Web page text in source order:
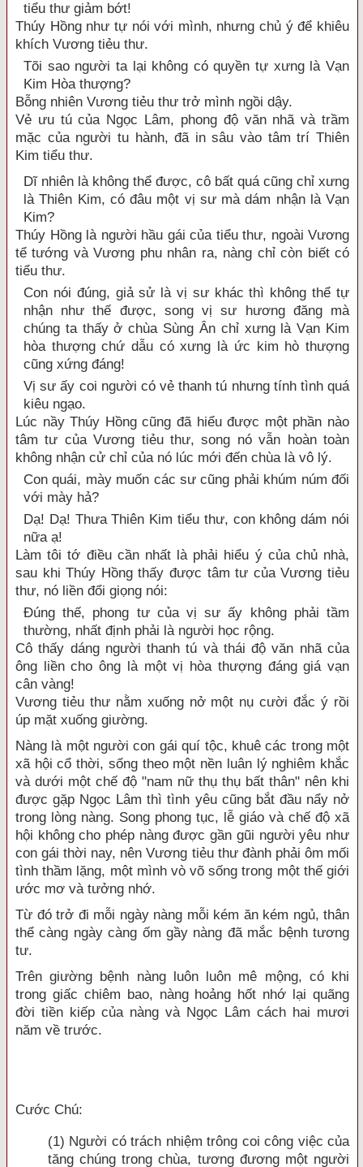
tiểu thư giảm bớt!
Thúy Hồng như tự nói với mình, nhưng chủ ý để khiêu
khích Vương tiẻu thư.
Tõi sao người ta lại không có quyền tự xưng là Vạn
Kim Hòa thượng?
Bỗng nhiên Vương tiẻu thư trở mình ngồi dậy.
Vẻ ưu tú của Ngọc Lâm, phong độ văn nhã và trầm
mặc của người tu hành, đã in sâu vào tâm trí Thiên
Kim tiểu thư.
Dĩ nhiên là không thể được, cô bất quá cũng chỉ xưng
là Thiên Kim, có đâu một vị sư mà dám nhận là Vạn
Kim?
Thúy Hồng là người hầu gái của tiểu thư, ngoài Vương
tể tướng và Vương phu nhân ra, nàng chỉ còn biết có
tiểu thư.
Con nói đúng, giả sử là vị sư khác thì không thể tự
nhận như thế được, song vị sư hương đăng mà
chúng ta thấy ở chùa Sùng Ân chỉ xưng là Vạn Kim
hòa thượng chứ dẫu có xưng là ức kim hò thượng
cũng xứng đáng!
Vị sư ấy coi người có vẻ thanh tú nhưng tính tình quá
kiêu ngạo.
Lúc nầy Thúy Hồng cũng đã hiểu được một phần nào
tâm tư của Vương tiẻu thư, song nó vẫn hoàn toàn
không nhận cử chỉ của nó lúc mới đến chùa là vô lý.
Con quái, mày muốn các sư cũng phải khúm núm đối
với mày hả?
Dạ! Dạ! Thưa Thiên Kim tiểu thư, con không dám nói
nữa ạ!
Làm tôi tớ điều cần nhất là phải hiểu ý của chủ nhà,
sau khi Thúy Hồng thấy được tâm tư của Vương tiẻu
thư, nó liền đổi giọng nói:
Đúng thế, phong tư của vị sư ấy không phải tầm
thường, nhất định phải là người học rộng.
Cô thấy dáng người thanh tú và thái độ văn nhã của
ông liền cho ông là một vị hòa thượng đáng giá vạn
cân vàng!
Vương tiẻu thư nằm xuống nở một nụ cười đắc ý rồi
úp mặt xuống giường.
Nàng là một người con gái quí tộc, khuê các trong một
xã hội cổ thời, sống theo một nền luân lý nghiêm khắc
và dưới một chế độ "nam nữ thụ thụ bất thân" nên khi
được gặp Ngọc Lâm thì tình yêu cũng bắt đầu nẩy nở
trong lòng nàng. Song phong tục, lễ giáo và chế độ xã
hội không cho phép nàng được gần gũi người yêu như
con gái thời nay, nên Vương tiẻu thư đành phải ôm mối
tình thầm lặng, một mình vò võ sống trong một thế giới
ước mơ và tưởng nhớ.
Từ đó trở đi mỗi ngày nàng mỗi kém ăn kém ngủ, thân
thể càng ngày càng ốm gầy nàng đã mắc bệnh tương
tư.
Trên giường bệnh nàng luôn luôn mê mộng, có khi
trong giấc chiêm bao, nàng hoảng hốt nhớ lại quãng
đời tiền kiếp của nàng và Ngọc Lâm cách hai mươi
năm về trước.
Cước Chú:
(1) Người có trách nhiệm trông coi công việc của
tăng chúng trong chùa, tương đương một người